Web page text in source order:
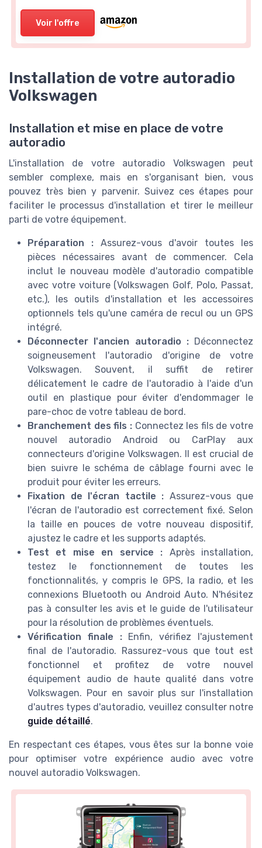
Voir l'offre
Installation de votre autoradio
Volkswagen
Installation et mise en place de votre
autoradio
L'installation de votre autoradio Volkswagen peut
sembler complexe, mais en s'organisant bien, vous
pouvez très bien y parvenir. Suivez ces étapes pour
faciliter le processus d'installation et tirer le meilleur
parti de votre équipement.
Préparation : Assurez-vous d'avoir toutes les
pièces nécessaires avant de commencer. Cela
inclut le nouveau modèle d'autoradio compatible
avec votre voiture (Volkswagen Golf, Polo, Passat,
etc.), les outils d'installation et les accessoires
optionnels tels qu'une caméra de recul ou un GPS
intégré.
Déconnecter l'ancien autoradio : Déconnectez
soigneusement l'autoradio d'origine de votre
Volkswagen. Souvent, il suffit de retirer
délicatement le cadre de l'autoradio à l'aide d'un
outil en plastique pour éviter d'endommager le
pare-choc de votre tableau de bord.
Branchement des fils : Connectez les fils de votre
nouvel autoradio Android ou CarPlay aux
connecteurs d'origine Volkswagen. Il est crucial de
bien suivre le schéma de câblage fourni avec le
produit pour éviter les erreurs.
Fixation de l'écran tactile : Assurez-vous que
l'écran de l'autoradio est correctement fixé. Selon
la taille en pouces de votre nouveau dispositif,
ajustez le cadre et les supports adaptés.
Test et mise en service : Après installation,
testez le fonctionnement de toutes les
fonctionnalités, y compris le GPS, la radio, et les
connexions Bluetooth ou Android Auto. N'hésitez
pas à consulter les avis et le guide de l'utilisateur
pour la résolution de problèmes éventuels.
Vérification finale : Enfin, vérifiez l'ajustement
final de l'autoradio. Rassurez-vous que tout est
fonctionnel et profitez de votre nouvel
équipement audio de haute qualité dans votre
Volkswagen. Pour en savoir plus sur l'installation
d'autres types d'autoradio, veuillez consulter notre
guide détaillé.
En respectant ces étapes, vous êtes sur la bonne voie
pour optimiser votre expérience audio avec votre
nouvel autoradio Volkswagen.